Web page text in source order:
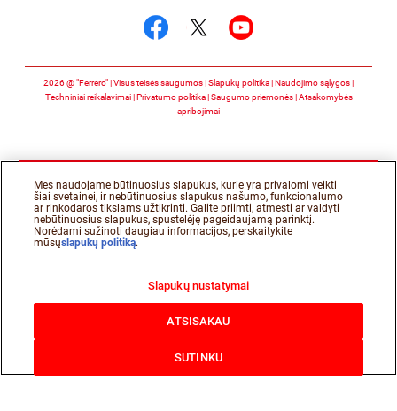
2026 @ "Ferrero" | Visus teisės saugumos Slapukų politika Naudojimo sąlygos
Techniniai reikalavimai Privatumo politika Saugumo priemonės Atsakomybės
apribojimai
Mes naudojame būtinuosius slapukus, kurie yra privalomi veikti
šiai svetainei, ir nebūtinuosius slapukus našumo, funkcionalumo
ar rinkodaros tikslams užtikrinti. Galite priimti, atmesti ar valdyti
nebūtinuosius slapukus, spustelėję pageidaujamą parinktį.
Norėdami sužinoti daugiau informacijos, perskaitykite
mūsųslapukų politiką.
Slapukų nustatymai
ATSISAKAU
SUTINKU